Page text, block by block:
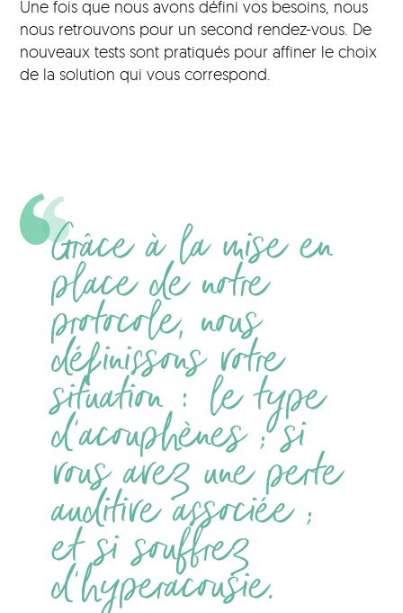
Une fois que nous avons défini vos besoins, nous
nous retrouvons pour un second rendez-vous. De
nouveaux tests sont pratiqués pour affiner le choix
de la solution qui vous correspond.
Grâce à la mise en
place de notre
protocole, nous
définissons votre
situation : le type
d’acouphènes ; si
vous avez une perte
auditive associée ;
et si souffrez
d’hyperacousie.